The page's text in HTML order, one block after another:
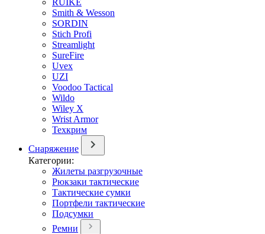
RUIKE
Smith & Wesson
SORDIN
Stich Profi
Streamlight
SureFire
Uvex
UZI
Voodoo Tactical
Wildo
Wiley X
Wrist Armor
Техкрим
Снаряжение
Категории:
Жилеты разгрузочные
Рюкзаки тактические
Тактические сумки
Портфели тактические
Подсумки
Ремни